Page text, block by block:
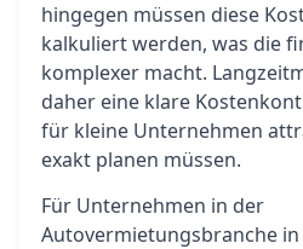
hingegen müssen diese
kalkuliert werden, was die
komplexer macht.
daher eine klare
für kleine Unternehmen
exakt planen müssen.
Für Unternehmen in der
Autovermietungsbranche